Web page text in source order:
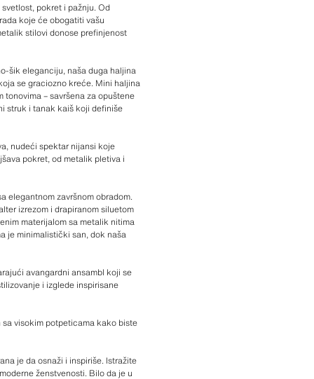
pokret i pažnju. Od
koje će obogatiti vašu
stilovi donose prefinjenost
šik eleganciju, naša duga haljina
se graciozno kreće. Mini haljina
– savršena za opuštene
struk i tanak kaiš koji definiše
nudeći spektar nijansi koje
pokret, od metalik pletiva i
elegantnom završnom obradom.
izrezom i drapiranom siluetom
materijalom sa metalik nitima
je minimalistički san, dok naša
avangardni ansambl koji se
i izglede inspirisane
visokim potpeticama kako biste
je da osnaži i inspiriše. Istražite
ženstvenosti. Bilo da je u